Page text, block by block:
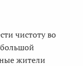
чистоту во
жители